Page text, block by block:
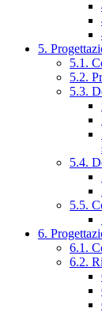
5.
5.1.
5.2.
5.3.
5.4.
5.5.
6.
6.1.
6.2.